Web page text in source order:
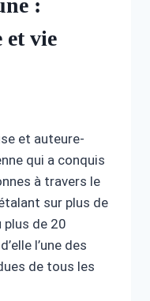
et vie
et auteure-
qui a conquis
à travers le
sur plus de
plus de 20
l’une des
de tous les